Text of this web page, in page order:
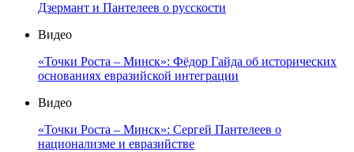
Дзермант и Пантелеев о русскости
Видео
«Точки Роста – Минск»: Фёдор Гайда об исторических
основаниях евразийской интеграции
Видео
«Точки Роста – Минск»: Сергей Пантелеев о
национализме и евразийстве